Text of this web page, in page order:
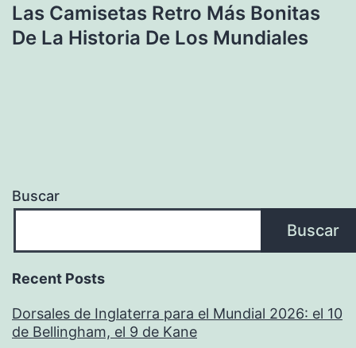
Las Camisetas Retro Más Bonitas
De La Historia De Los Mundiales
Buscar
Buscar
Recent Posts
Dorsales de Inglaterra para el Mundial 2026: el 10
de Bellingham, el 9 de Kane